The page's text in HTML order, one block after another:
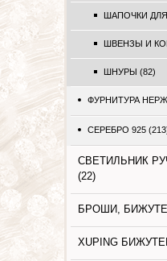
ШАПОЧКИ
ШВЕНЗЫ И
ШНУРЫ (82)
ФУРНИТУРА
СЕРЕБРО 925
СВЕТИЛЬНИК
(22)
БРОШИ,
XUPING